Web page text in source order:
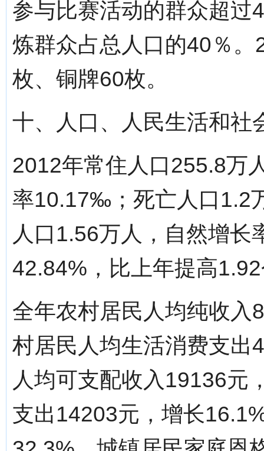
参与比赛活动的群众超过
炼群众占总人口的40％
枚、铜牌60枚。
十、人口、人民生活和社
2012年常住人口255.8万
率10.17‰；死亡人口1.2
人口1.56万人，自然增
42.84%，比上年提高
全年农村居民人均纯收入
村居民人均生活消费支出
人均可支配收入19136元
支出14203元，增长